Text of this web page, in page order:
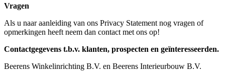
Vragen
Als u naar aanleiding van ons Privacy Statement nog vragen of
opmerkingen heeft neem dan contact met ons op!
Contactgegevens t.b.v. klanten, prospecten en geïnteresseerden.
Beerens Winkelinrichting B.V. en Beerens Interieurbouw B.V.